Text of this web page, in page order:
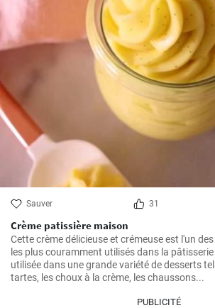
Sauver 31
Crème patissière maison
Cette crème délicieuse et crémeuse est l'un
les plus couramment utilisés dans la
utilisée dans une grande variété de desserts
tartes, les choux à la crème, les chaussons...
PUBLICITÉ